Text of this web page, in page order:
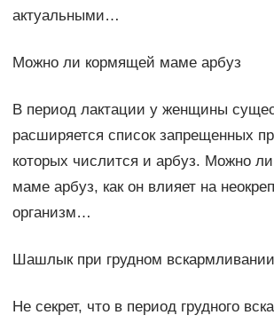
актуальными…
Можно ли кормящей маме арбуз
В период лактации у женщины
расширяется список запрещенных
которых числится и арбуз. Можно
маме арбуз, как он влияет на
организм…
Шашлык при грудном вскармливании
Не секрет, что в период грудного